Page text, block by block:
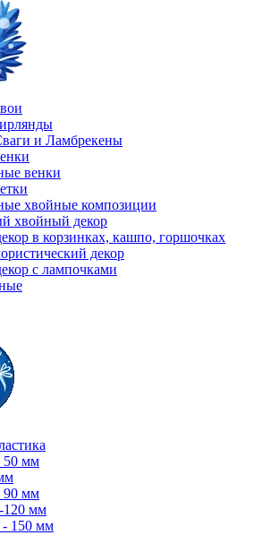
и Ламбрекены
венки
хвойные композиции
хвойный декор
в корзинках, кашпо, горшочках
декор
с лампочками
мм
мм
мм
150 мм